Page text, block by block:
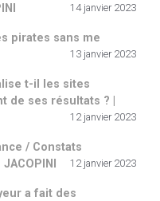
14 janvier 2023
pirates sans me
13 janvier 2023
t-il les sites
de ses résultats ? |
12 janvier 2023
/ Constats
12 janvier 2023
a fait des